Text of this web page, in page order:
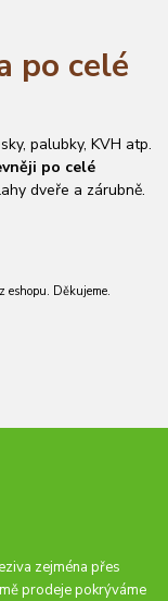
po celé
palubky, KVH atp.
po celé
dveře a zárubně.
eshopu. Děkujeme.
zejména přes
prodeje pokrýváme